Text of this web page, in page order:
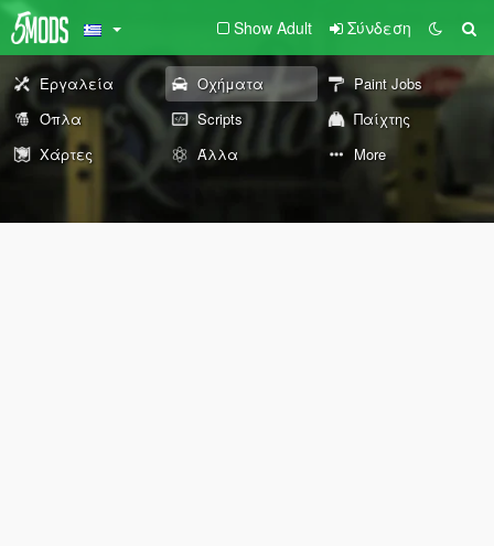
Show Adult Σύνδεση
Εργαλεία Οχήματα
Paint Jobs
Όπλα
Scripts
Παίχτης
Χάρτες
Άλλα More